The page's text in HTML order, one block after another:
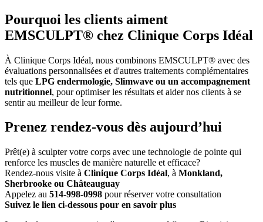
Pourquoi les clients aiment
EMSCULPT® chez Clinique Corps Idéal
À Clinique Corps Idéal, nous combinons EMSCULPT® avec des
évaluations personnalisées et d'autres traitements complémentaires
tels que LPG endermologie, Slimwave ou un accompagnement
nutritionnel, pour optimiser les résultats et aider nos clients à se
sentir au meilleur de leur forme.
Prenez rendez-vous dès aujourd’hui
Prêt(e) à sculpter votre corps avec une technologie de pointe qui
renforce les muscles de manière naturelle et efficace?
Rendez-nous visite à Clinique Corps Idéal, à Monkland,
Sherbrooke ou Châteauguay
Appelez au 514-998-0998 pour réserver votre consultation
Suivez le lien ci-dessous pour en savoir plus